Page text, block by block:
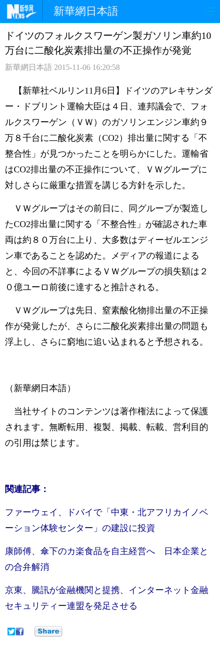
新華網日本語
ホームページ 政治 経済
観光 評論 写真
中日対訳
ドイツのフォルクスワーゲン製ガソリン車約10
万台に二酸化炭素排出量の不正操作が発覚
新華網日本語 2015-11-06 16:20:58
【新華社ベルリン11月6日】ドイツのアレキサンダ
ー・ドブリント運輸大臣は４日、連邦議会で、フォ
ルクスワーゲン（ＶＷ）のガソリンエンジン車約９
万８千台に二酸化炭素（CO2）排出量に関する「不
整合性」が見つかったことを明らかにした。運輸省
はCO2排出量の不正操作について、ＶＷグループに
対しさらに厳重な措置を講じる方針を示した。
ＶＷグループはその前日に、同グループが製造し
たCO2排出量に関する「不整合性」が確認された車
両は約８０万台に上り、大多数はディーゼルエンジ
ン車であることを認めた。メディアの報道による
と、今回の不詳事によるＶＷグループの損失額は２
０億ユーロ前後に達すると推計される。
ＶＷグループは先日、窒素酸化物排出量の不正操
作が発覚したが、さらに二酸化炭素排出量の問題も
浮上し、さらに窮地に追い込まれると予想される。
（新華網日本語）
当社サイトのコンテンツは著作権法によって保護
されます。無断転用、複製、掲載、転載、営利目的
の引用は禁じます。
関連記事：
ファーウェイ、ドバイで「中東・北アフリカイノベ
ーション体験センター」の建設に投資
康師傅、傘下のカ楽食品を自主経営へ 日本企業と
の合弁解消
京東、騰訊が金融機関と提携、インターネット金融
セキュリティー連盟を発足させる